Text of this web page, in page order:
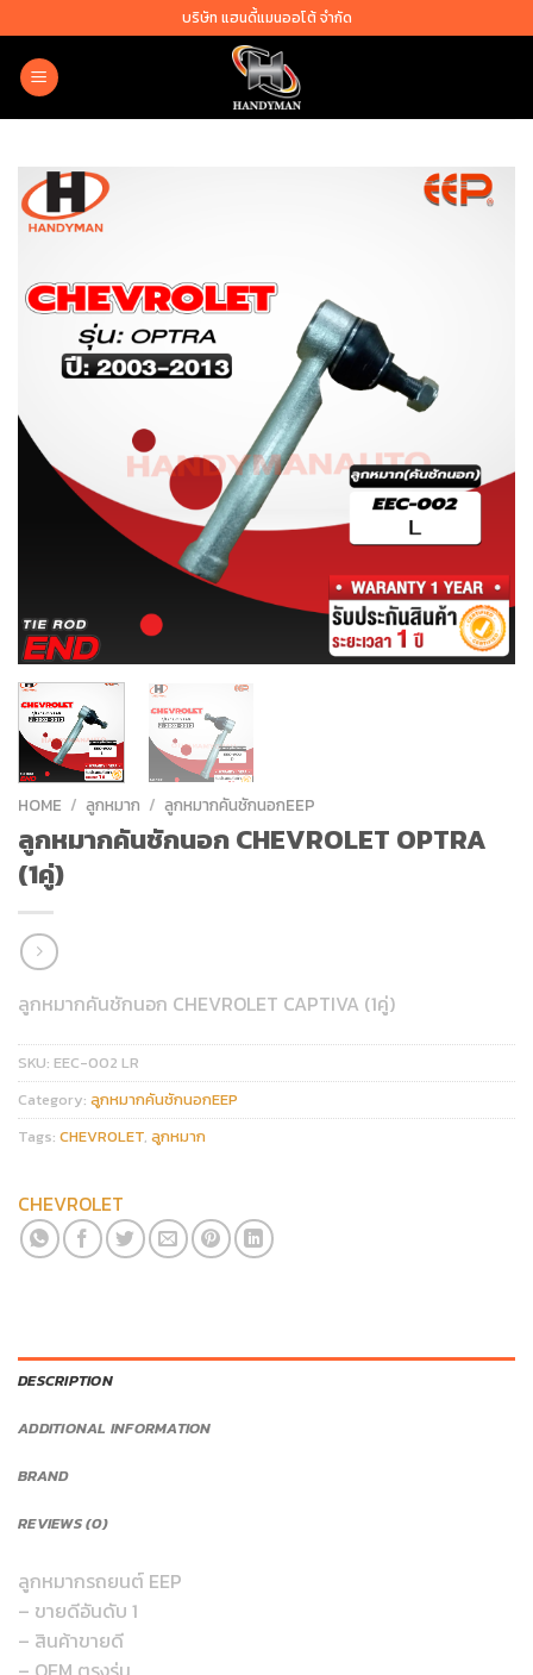
to
content
บริษัท แฮนดี้แมนออโต้ จำกัด
HOME / ลูกหมาก / ลูกหมากคันชักนอกEEP
ลูกหมากคันชักนอก CHEVROLET OPTRA
(1คู่)
ลูกหมากคันชักนอก CHEVROLET CAPTIVA (1คู่)
SKU: EEC-002 LR
Category: ลูกหมากคันชักนอกEEP
Tags: CHEVROLET, ลูกหมาก
CHEVROLET
DESCRIPTION
ADDITIONAL INFORMATION
BRAND
REVIEWS (0)
ลูกหมากรถยนต์ EEP
– ขายดีอันดับ 1
– สินค้าขายดี